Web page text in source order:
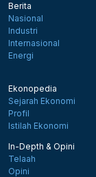
Berita
Nasional
Industri
Internasional
Energi
Ekonopedia
Sejarah Ekonomi
Profil
Istilah Ekonomi
In-Depth & Opini
Telaah
Opini